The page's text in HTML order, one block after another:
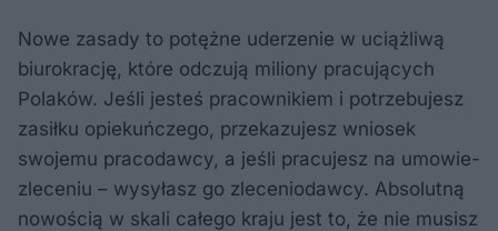
Nowe zasady to potężne uderzenie w uciążliwą
biurokrację, które odczują miliony pracujących
Polaków. Jeśli jesteś pracownikiem i potrzebujesz
zasiłku opiekuńczego, przekazujesz wniosek
swojemu pracodawcy, a jeśli pracujesz na umowie-
zleceniu – wysyłasz go zleceniodawcy. Absolutną
nowością w skali całego kraju jest to, że nie musisz